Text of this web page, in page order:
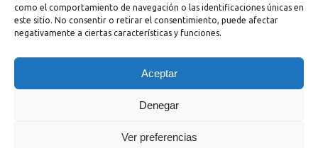
como el comportamiento de navegación o las identificaciones únicas en
este sitio. No consentir o retirar el consentimiento, puede afectar
negativamente a ciertas características y funciones.
Aceptar
Denegar
Ver preferencias
Powered by